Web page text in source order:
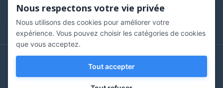
Marchand approuvé par la Société des Avis Garantis,
pour vérifier .
Copyright © 2020 Vernazobres Grego - tous droits
réservés.
Nous respectons votre vie privée
Nous utilisons des cookies pour améliorer votre
expérience. Vous pouvez choisir les catégories de cookies
que vous acceptez.
Tout accepter